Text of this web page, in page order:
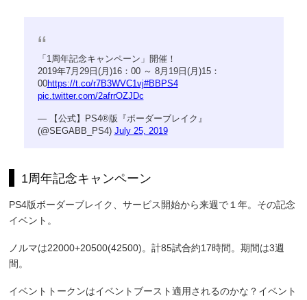
「1周年記念キャンペーン」開催！
2019年7月29日(月)16：00 ～ 8月19日(月)15：
00https://t.co/r7B3WVC1vj#BBPS4
pic.twitter.com/2afrrOZJDc
— 【公式】PS4®版『ボーダーブレイク』
(@SEGABB_PS4) July 25, 2019
1周年記念キャンペーン
PS4版ボーダーブレイク、サービス開始から来週で１年。その記念
イベント。
ノルマは22000+20500(42500)。計85試合約17時間。期間は3週
間。
イベントトークンはイベントブースト適用されるのかな？イベント